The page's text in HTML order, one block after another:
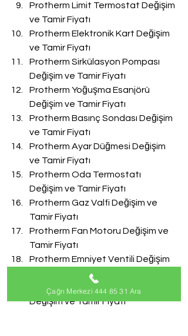
Protherm Limit Termostat Değişim
ve Tamir Fiyatı
Protherm Elektronik Kart Değişim
ve Tamir Fiyatı
Protherm Sirkülasyon Pompası
Değişim ve Tamir Fiyatı
Protherm Yoğuşma Esanjörü
Değişim ve Tamir Fiyatı
Protherm Basınç Sondası Değişim
ve Tamir Fiyatı
Protherm Ayar Düğmesi Değişim
ve Tamir Fiyatı
Protherm Oda Termostatı
Değişim ve Tamir Fiyatı
Protherm Gaz Valfi Değişim ve
Tamir Fiyatı
Protherm Fan Motoru Değişim ve
Tamir Fiyatı
Protherm Emniyet Ventili Değişim
ve Tamir Fiyatı
Protherm Doldurma Musluğu
Değişim ve Tamir Fiyatı
Çağrı Merkezi 444 85 31 Ara